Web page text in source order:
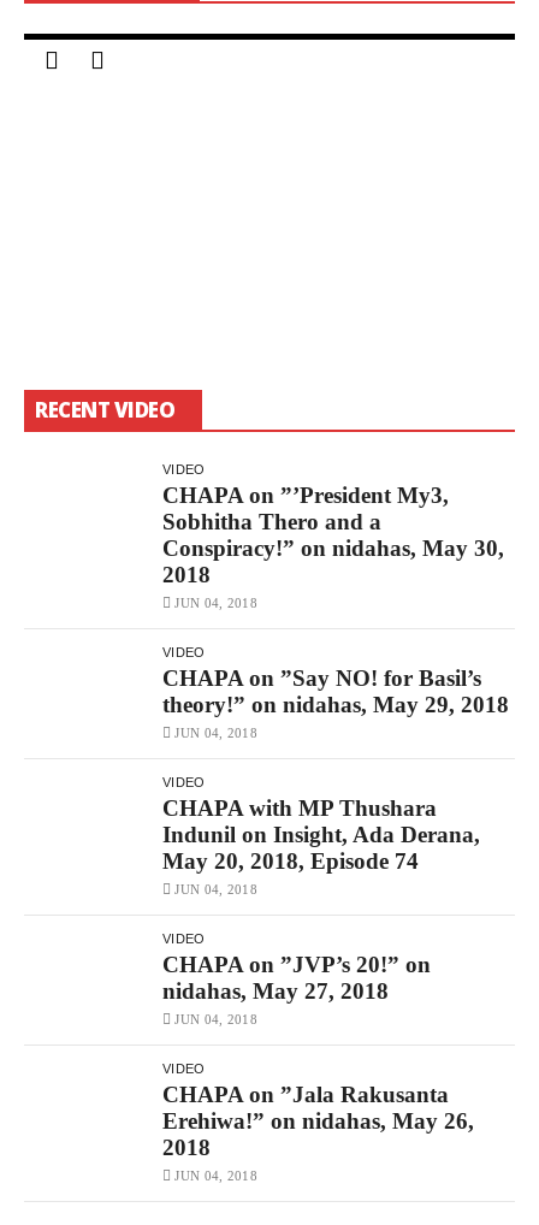
3, 2018
RECENT VIDEO
VIDEO
CHAPA on ”’President My3,
Sobhitha Thero and a
Conspiracy!” on nidahas, May 30,
2018
JUN 04, 2018
VIDEO
CHAPA on ”Say NO! for Basil’s
theory!” on nidahas, May 29, 2018
JUN 04, 2018
VIDEO
CHAPA with MP Thushara
Indunil on Insight, Ada Derana,
May 20, 2018, Episode 74
JUN 04, 2018
VIDEO
CHAPA on ”JVP’s 20!” on
nidahas, May 27, 2018
JUN 04, 2018
VIDEO
CHAPA on ”Jala Rakusanta
Erehiwa!” on nidahas, May 26,
2018
JUN 04, 2018